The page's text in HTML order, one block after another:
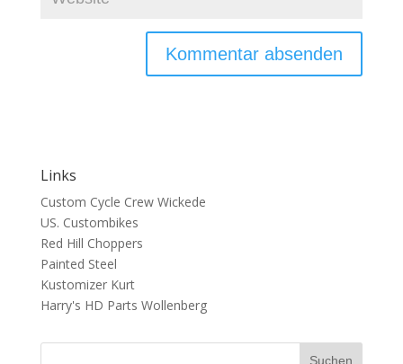
Links
Custom Cycle Crew Wickede
US. Custombikes
Red Hill Choppers
Painted Steel
Kustomizer Kurt
Harry's HD Parts Wollenberg